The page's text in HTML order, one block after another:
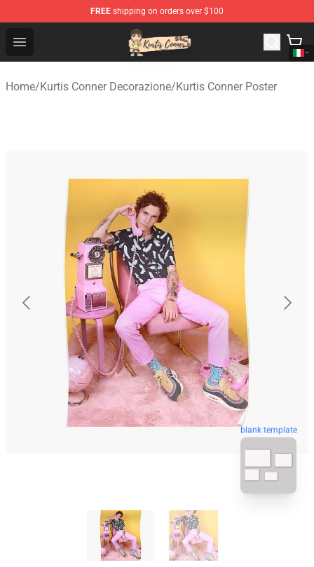
FREE shipping on orders over $100
Open menu
Kurtis Conner Store - Official Kurtis Conner Merchandise
Home/Kurtis Conner Decorazione/Kurtis Conner Poster
blank template